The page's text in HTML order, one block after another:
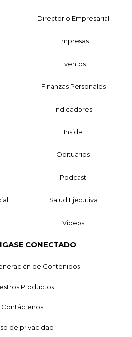
Directorio Empresarial
Empresas
Eventos
Finanzas Personales
Indicadores
Inside
Obituarios
Podcast
Salud Ejecutiva
Videos
CONECTADO
de Contenidos
Productos
Contáctenos
de privacidad